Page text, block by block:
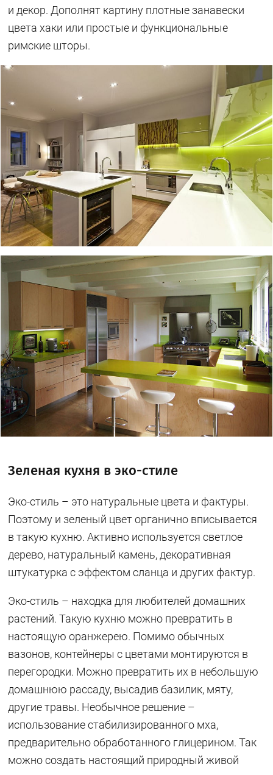
и декор. Дополнят картину плотные занавески
цвета хаки или простые и функциональные
римские шторы.
Зеленая кухня в эко-стиле
Эко-стиль – это натуральные цвета и фактуры.
Поэтому и зеленый цвет органично вписывается
в такую кухню. Активно используется светлое
дерево, натуральный камень, декоративная
штукатурка с эффектом сланца и других фактур.
Эко-стиль – находка для любителей домашних
растений. Такую кухню можно превратить в
настоящую оранжерею. Помимо обычных
вазонов, контейнеры с цветами монтируются в
перегородки. Можно превратить их в небольшую
домашнюю рассаду, высадив базилик, мяту,
другие травы. Необычное решение –
использование стабилизированного мха,
предварительно обработанного глицерином. Так
можно создать настоящий природный живой